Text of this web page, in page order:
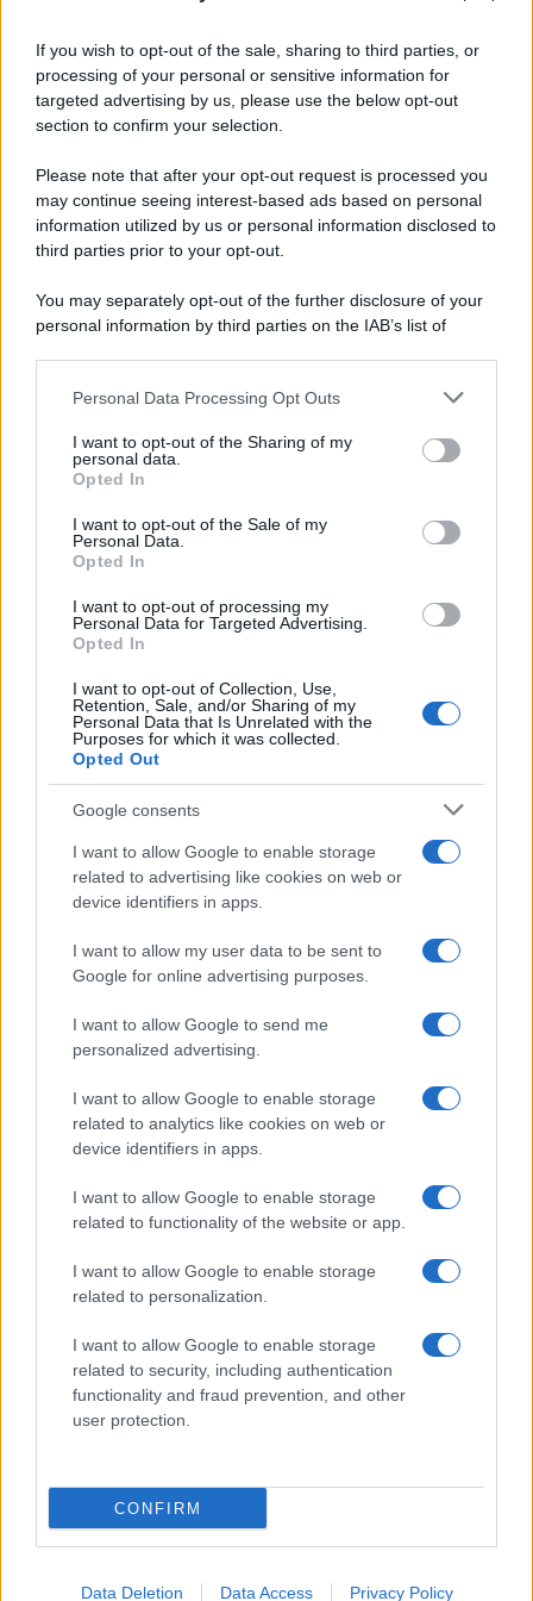
If you wish to opt-out of the sale, sharing to third parties, or
processing of your personal or sensitive information for
targeted advertising by us, please use the below opt-out
section to confirm your selection.
Please note that after your opt-out request is processed you
may continue seeing interest-based ads based on personal
information utilized by us or personal information disclosed to
third parties prior to your opt-out.
You may separately opt-out of the further disclosure of your
personal information by third parties on the IAB’s list of
This information may also be disclosed by us to third parties
disclose it to other third parties.
Please note that this website/app uses one or more Google
services and may gather and store information including but
not limited to your visit or usage behaviour. You may click to
grant or deny consent to Google and its third-party tags to
consent section.
Personal Data Processing Opt Outs
I want to opt-out of the Sharing of my
personal data.
Opted In
I want to opt-out of the Sale of my
Personal Data.
Opted In
I want to opt-out of processing my
Personal Data for Targeted Advertising.
Opted In
I want to opt-out of Collection, Use,
Retention, Sale, and/or Sharing of my
Personal Data that Is Unrelated with the
Purposes for which it was collected.
Opted Out
Google consents
I want to allow Google to enable storage
related to advertising like cookies on web or
device identifiers in apps.
I want to allow my user data to be sent to
Google for online advertising purposes.
I want to allow Google to send me
personalized advertising.
I want to allow Google to enable storage
related to analytics like cookies on web or
device identifiers in apps.
I want to allow Google to enable storage
related to functionality of the website or app.
I want to allow Google to enable storage
related to personalization.
I want to allow Google to enable storage
related to security, including authentication
functionality and fraud prevention, and other
user protection.
CONFIRM
Data Deletion Data Access Privacy Policy
senza fine
succede alla notte
La scoperta /
Oplontis, le vittime dell’eruzione del Vesuvio
furono più numerose del previsto
Chi siamo
Contributors
Facebook
Twitter
Google News
Mastodon
Cookie Policy
Syndication
Globalist
Globalscience
Globalsport
Salute
GiULia
Giornale dello
Spettacolo
Giuliana Sgrena